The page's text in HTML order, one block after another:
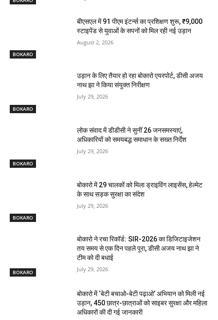
BOKARO
बीएसएल में 91 पीएम इंटर्न्स का प्रशिक्षण शुरू, ₹9,000
स्टाइपेंड से युवाओं के सपनों को मिल रही नई उड़ान
August 2, 2026
BOKARO
उड़ान के लिए तैयार हो रहा बोकारो एयरपोर्ट, डीसी अजय
नाथ झा ने किया संयुक्त निरीक्षण
July 29, 2026
BOKARO
लोक संवाद में डीडीसी ने सुनीं 26 जनसमस्याएं,
अधिकारियों को समयबद्ध समाधान के सख्त निर्देश
July 29, 2026
BOKARO
बोकारो में 29 चालकों को मिला ड्राइविंग लाइसेंस, हेल्मेट
के साथ सड़क सुरक्षा का संदेश
July 29, 2026
BOKARO
बोकारो ने रचा रिकॉर्ड: SIR-2026 का डिजिटाइजेशन
तय समय से एक दिन पहले पूरा, डीसी अजय नाथ झा ने
टीम को दी बधाई
July 29, 2026
बोकारो में ‘बेटी बचाओ-बेटी पढ़ाओ’ अभियान को मिली नई
उड़ान, 450 छात्र-छात्राओं को साइबर सुरक्षा और महिला
अधिकारों की दी गई जानकारी